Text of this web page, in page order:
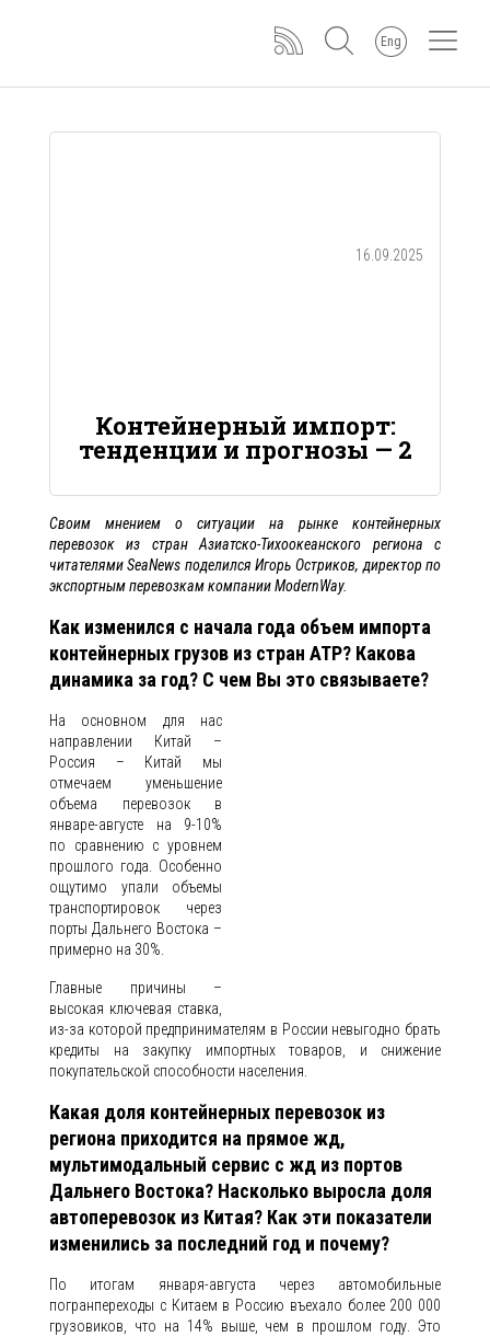
Eng
16.09.2025
Контейнерный импорт:
тенденции и прогнозы — 2
Своим мнением о ситуации на рынке контейнерных
перевозок из стран Азиатско-Тихоокеанского региона с
читателями SeaNews поделился Игорь Остриков, директор по
экспортным перевозкам компании ModernWay.
Как изменился с начала года объем импорта
контейнерных грузов из стран АТР? Какова
динамика за год? С чем Вы это связываете?
На основном для нас
направлении Китай –
Россия – Китай мы
отмечаем уменьшение
объема перевозок в
январе-августе на 9-10%
по сравнению с уровнем
прошлого года. Особенно
ощутимо упали объемы
транспортировок через
порты Дальнего Востока –
примерно на 30%.
Главные причины –
высокая ключевая ставка,
из-за которой предпринимателям в России невыгодно брать
кредиты на закупку импортных товаров, и снижение
покупательской способности населения.
Какая доля контейнерных перевозок из
региона приходится на прямое жд,
мультимодальный сервис с жд из портов
Дальнего Востока? Насколько выросла доля
автоперевозок из Китая? Как эти показатели
изменились за последний год и почему?
По итогам января-августа через автомобильные
погранпереходы с Китаем в Россию въехало более 200 000
грузовиков, что на 14% выше, чем в прошлом году. Это